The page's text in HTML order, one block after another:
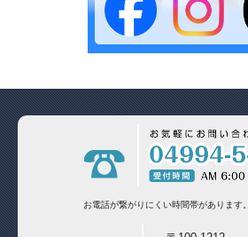
お電話が繋がりにくい時間帯があります。